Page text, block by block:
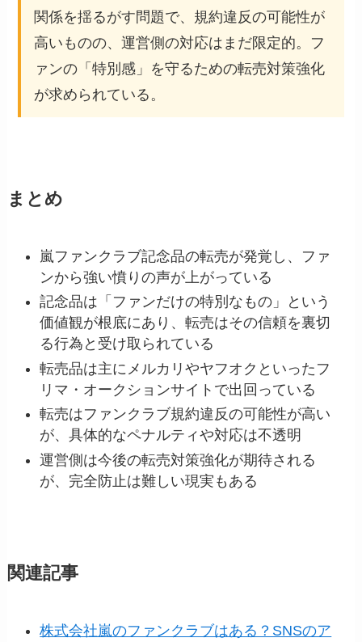
関係を揺るがす問題で、規約違反の可能性が
高いものの、運営側の対応はまだ限定的。フ
ァンの「特別感」を守るための転売対策強化
が求められている。
まとめ
嵐ファンクラブ記念品の転売が発覚し、ファ
ンから強い憤りの声が上がっている
記念品は「ファンだけの特別なもの」という
価値観が根底にあり、転売はその信頼を裏切
る行為と受け取られている
転売品は主にメルカリやヤフオクといったフ
リマ・オークションサイトで出回っている
転売はファンクラブ規約違反の可能性が高い
が、具体的なペナルティや対応は不透明
運営側は今後の転売対策強化が期待される
が、完全防止は難しい現実もある
関連記事
株式会社嵐のファンクラブはある？SNSのア